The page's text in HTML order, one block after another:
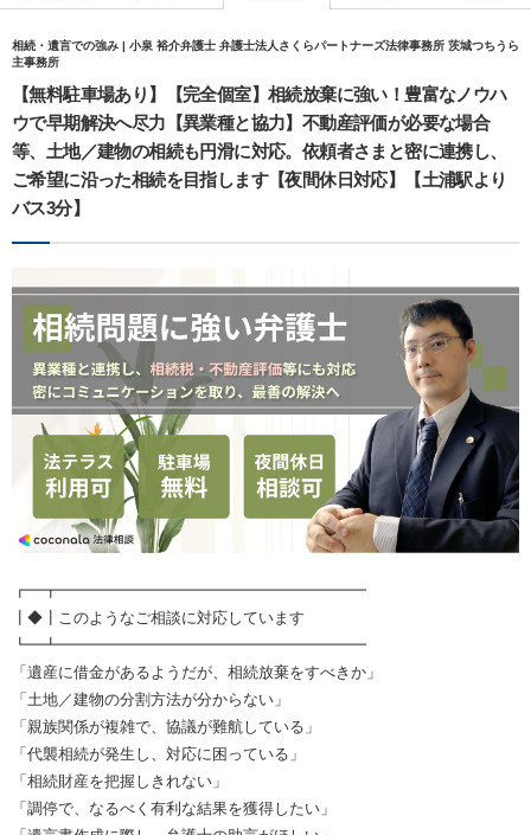
相続・遺言での強み | 小泉 裕介弁護士 弁護士法人さくらパートナーズ法律事務所 茨城つちうら
主事務所
【無料駐車場あり】【完全個室】相続放棄に強い！豊富なノウハ
ウで早期解決へ尽力【異業種と協力】不動産評価が必要な場合
等、土地／建物の相続も円滑に対応。依頼者さまと密に連携し、
ご希望に沿った相続を目指します【夜間休日対応】【土浦駅より
バス3分】
┏━┳━━━━━━━━━━━━━━━━━━━━
┃◆┃このようなご相談に対応しています
┗━┻━━━━━━━━━━━━━━━━━━━━
「遺産に借金があるようだが、相続放棄をすべきか」
「土地／建物の分割方法が分からない」
「親族関係が複雑で、協議が難航している」
「代襲相続が発生し、対応に困っている」
「相続財産を把握しきれない」
「調停で、なるべく有利な結果を獲得したい」